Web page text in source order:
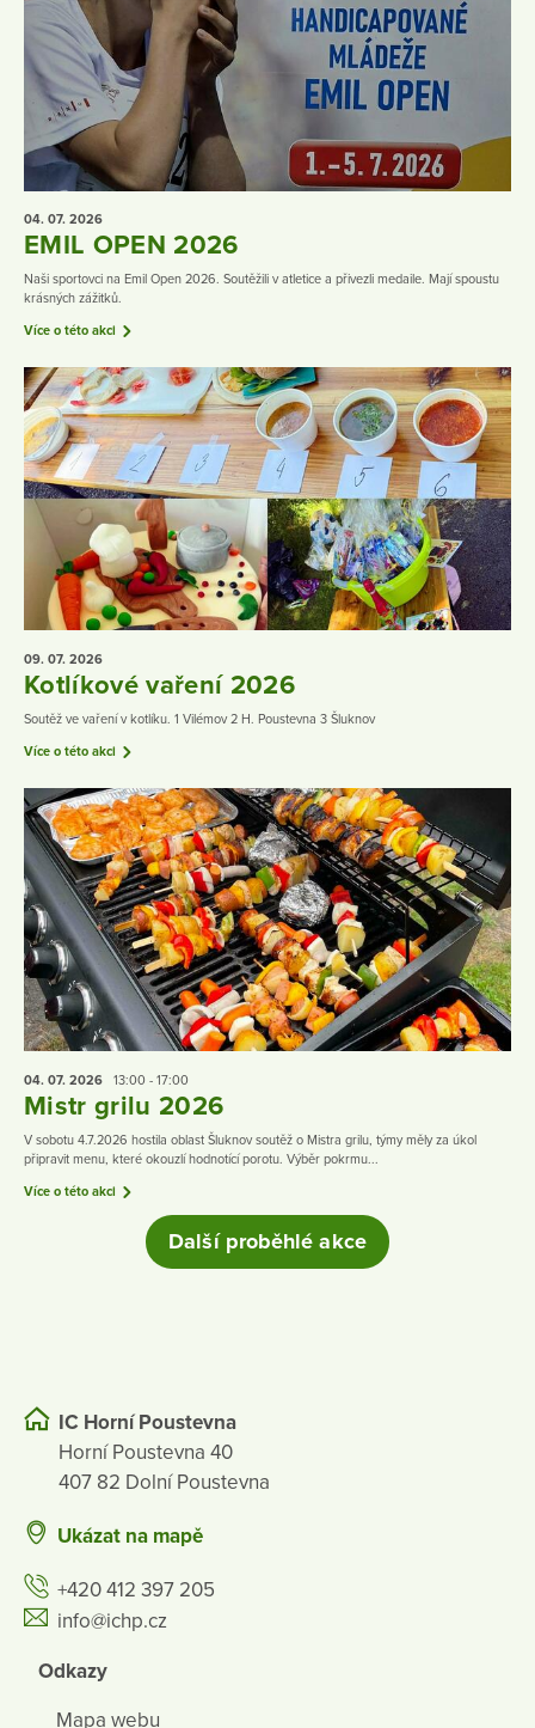
04. 07. 2026
EMIL OPEN 2026
Naši sportovci na Emil Open 2026. Soutěžili v atletice a přivezli medaile. Mají spoustu
krásných zážitků.
Více o této akci
09. 07. 2026
Kotlíkové vaření 2026
Soutěž ve vaření v kotlíku. 1 Vilémov 2 H. Poustevna 3 Šluknov
Více o této akci
04. 07. 2026 13:00 - 17:00
Mistr grilu 2026
V sobotu 4.7.2026 hostila oblast Šluknov soutěž o Mistra grilu, týmy měly za úkol
připravit menu, které okouzlí hodnotící porotu. Výběr pokrmu...
Více o této akci
Další proběhlé akce
IC Horní Poustevna
Horní Poustevna 40
407 82 Dolní Poustevna
Ukázat na mapě
+420 412 397 205
info@ichp.cz
Odkazy
Mapa webu